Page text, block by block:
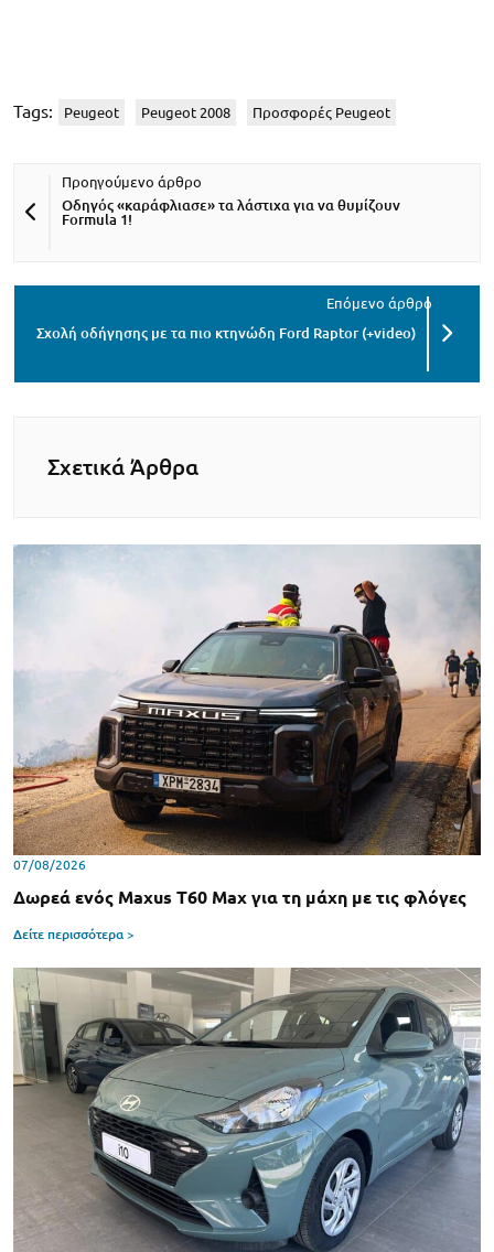
Tags: Peugeot Peugeot 2008 Προσφορές Peugeot
Οδηγός «καράφλιασε» τα λάστιχα για να θυμίζουν
Formula 1!
Σχολή οδήγησης με τα πιο κτηνώδη Ford Raptor (+video)
Σχετικά Άρθρα
07/08/2026
Δωρεά ενός Maxus T60 Max για τη μάχη με τις φλόγες
Δείτε περισσότερα >